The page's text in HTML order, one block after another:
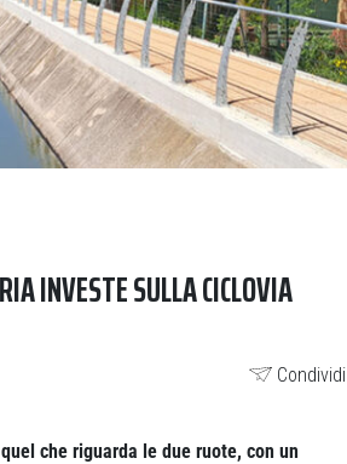
INVESTE SULLA CICLOVIA
Condividi
che riguarda le due ruote, con un